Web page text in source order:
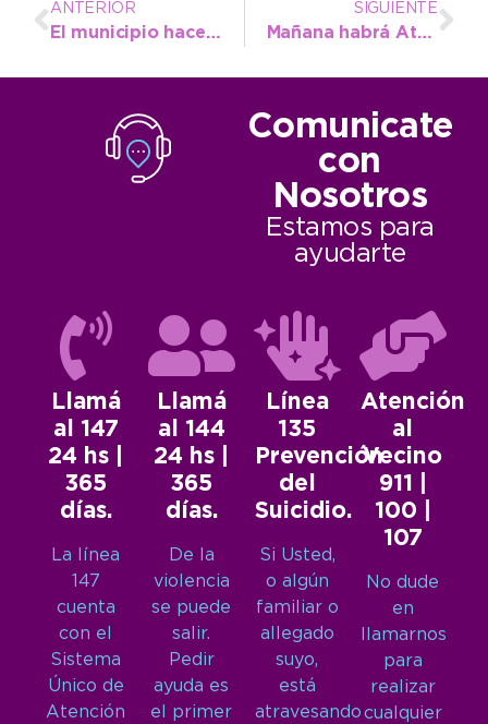
ANTERIOR
El municipio hace limpieza de arena en el frente costero
SIGUIENTE
Mañana habrá Atención al Vecino en el CIC del Barrio Norte
Comunicate
con
Nosotros
Estamos para
ayudarte
Llamá
al 147
24 hs |
365
días.
La línea
147
cuenta
con el
Sistema
Único de
Atención
Llamá
al 144
24 hs |
365
días.
De la
violencia
se puede
salir.
Pedir
ayuda es
el primer
Línea
135
Prevención
del
Suicidio.
Si Usted,
o algún
familiar o
allegado
suyo,
está
atravesando
Atención
al
Vecino
911 |
100 |
107
No dude
en
llamarnos
para
realizar
cualquier